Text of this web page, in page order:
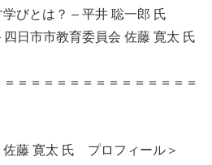
びとは？ – 平井 聡一郎 氏
四日市市教育委員会 佐藤 寛太 氏
＝＝＝＝＝＝＝＝＝＝＝＝＝＝
藤 寛太 氏　プロフィール＞